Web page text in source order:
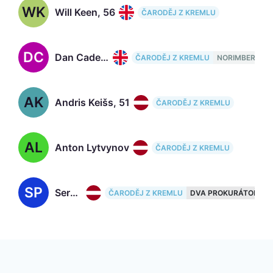
WK Will Keen, 56 ČARODĚJ Z KREMLU
DC Dan Cade, 41 ČARODĚJ Z KREMLU NORIMBERK
AK Andris Keišs, 51 ČARODĚJ Z KREMLU
AL Anton Lytvynov ČARODĚJ Z KREMLU
SP Sergey Podymin, 51 ČARODĚJ Z KREMLU DVA PROKURÁTOŘI